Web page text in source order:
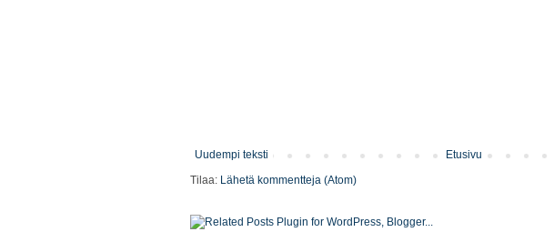
Uudempi teksti
Etusivu
Tilaa: Lähetä kommentteja (Atom)